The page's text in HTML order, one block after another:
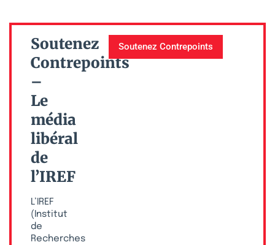
Soutenez
Contrepoints
–
Le
média
libéral
de
l’IREF
L’IREF
(Institut
de
Recherches
Soutenez Contrepoints